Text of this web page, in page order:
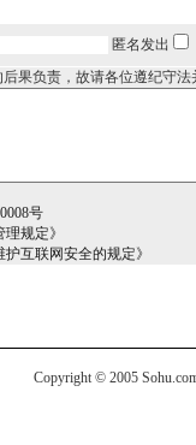
匿名发出
果负责，故请各位遵纪守
号
规定》
互联网安全的规定》
Copyright © 2005